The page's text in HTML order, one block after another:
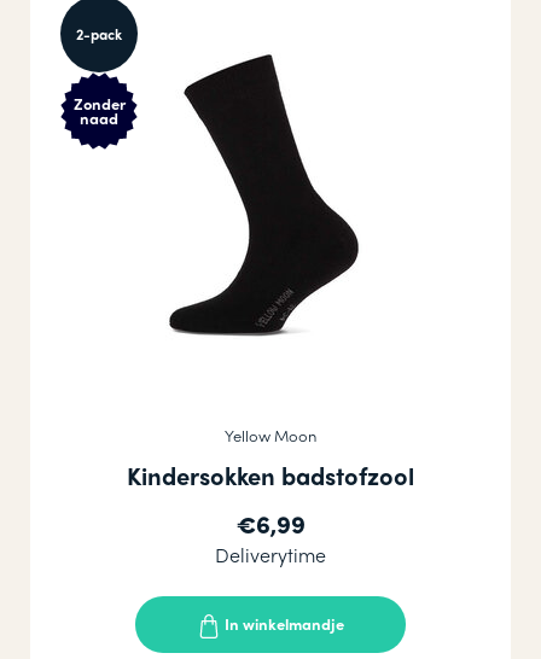
2-pack
Zonder
naad
Yellow Moon
Kindersokken badstofzool
€6,99
Deliverytime
In winkelmandje